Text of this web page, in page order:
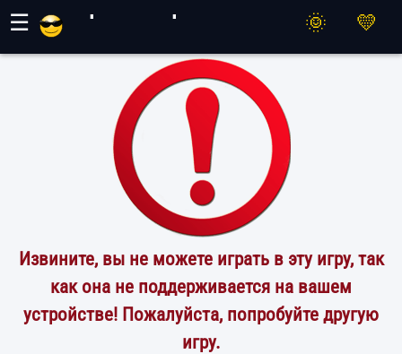
☰
Извините, вы не можете играть в эту игру, так
как она не поддерживается на вашем
устройстве! Пожалуйста, попробуйте другую
игру.